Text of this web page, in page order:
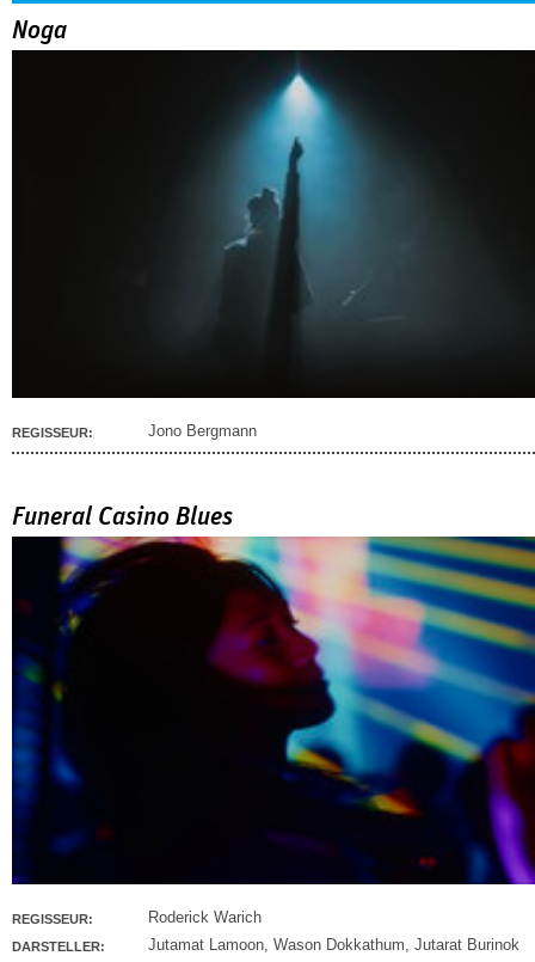
Noga
REGISSEUR: Jono Bergmann
Funeral Casino Blues
REGISSEUR: Roderick Warich
DARSTELLER: Jutamat Lamoon, Wason Dokkathum, Jutarat Burinok